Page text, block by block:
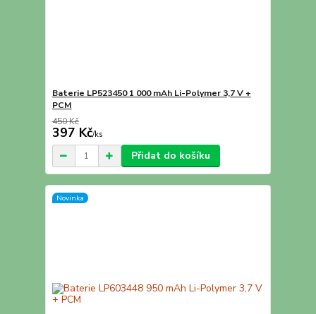
Baterie LP523450 1 000 mAh Li-Polymer 3,7 V +
PCM
450 Kč
397 Kč/ks
Přidat do košíku
Novinka